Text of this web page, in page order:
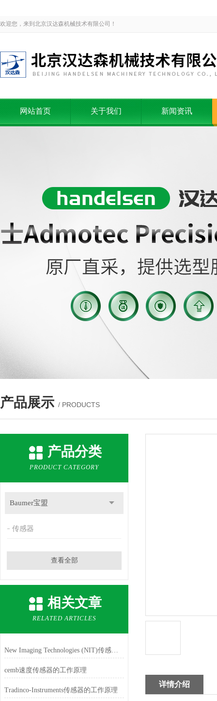
欢迎您，来到北京汉达森机械技术有限公司！
网站首页 关于我们 新闻资讯
产品展示 / PRODUCTS
产品分类
PRODUCT CATEGORY
Baumer宝盟
传感器
查看全部
相关文章
RELATED ARTICLES
New Imaging Technologies (NIT)传感器的特点
cemb速度传感器的工作原理
Tradinco-Instruments传感器的工作原理
详情介绍